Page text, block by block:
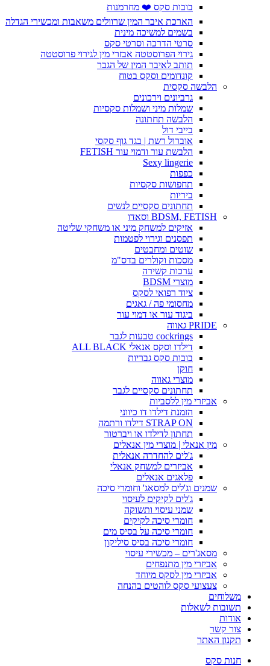
בובות סקס ❤️ מחרמנות
הארכת איבר המין שרוולים משאבות ומכשירי הגדלה
בשמים למשיכה מינית
סרטי הדרכה וסרטי סקס
גירוי הפרוסטטה אבזרי מין לגירוי פרוסטטה
תותב לאיבר המין של הגבר
קונדומים וסקס בטוח
הלבשה סקסית
גרביונים וירכונים
שמלות מיני ושמלות סקסיות
הלבשה תחתונה
בייבי דול
אוברול רשת | בגד גוף סקסי
הלבשת עור ודמוי עור FETISH
Sexy lingerie
כפפות
תחפושות סקסיות
ביריות
תחתונים סקסיים לנשים
BDSM, FETISH וסאדו
אזיקים למשחק מיני או משחקי שליטה
תפסנים וגירוי לפטמות
שוטים ומחבטים
מסכות וקולרים בדס"מ
ערכות קשירה
מוצרי BDSM
ציוד רפואי לסקס
מחסומי פה / גאגים
ביגוד עור או דמוי עור
PRIDE גאווה
cockrings טבעות לגבר
דילדו וסקס אנאלי ALL BLACK
בובות סקס גבריות
חוקן
מוצרי גאווה
תחתונים סקסיים לגבר
אביזרי מין ללסביות
הזמנת דילדו דו כיווני
STRAP ON דילדו ורתמה
תחתון לדילדו או ויברטור
מין אנאלי | מוצרי מין אנאלים
ג'לים להחדרה אנאלית
אביזרים למשחק אנאלי
פלאגים אנאלים
שמנים וג'לים למסאג' וחומרי סיכה
ג'לים לקיקים לעיסוי
שמני עיסוי ותשוקה
חומרי סיכה לקיקים
חומרי סיכה על בסיס מים
חומרי סיכה בסיס סיליקון
מסאג'רים – מכשירי עיסוי
אביזרי מין מתנפחים
אביזרי מין לסקס מיוחד
צעצועי סקס לוהטים בהנחה
משלוחים
תשובות לשאלות
אודות
צור קשר
תקנון האתר
חנות סקס